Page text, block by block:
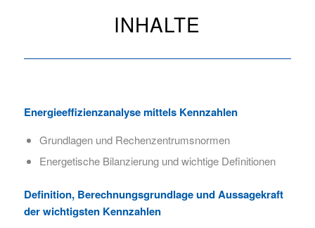
INHALTE
Energieeffizienzanalyse mittels Kennzahlen
Grundlagen und Rechenzentrumsnormen
Energetische Bilanzierung und wichtige Definitionen
Definition, Berechnungsgrundlage und Aussagekraft
der wichtigsten Kennzahlen